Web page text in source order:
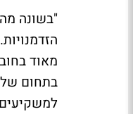
"בשונה
מאוד
בתחום של